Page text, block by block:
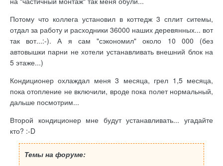
Потому что коллега установил в коттедж 3 сплит ситемы,
отдал за работу и расходники 36000 наших деревянных... вот
так вот...:-). А я сам "сэкономил" около 10 000 (без
автовышки парни не хотели устанавливать внешний блок на
5 этаже...)
Кондиционер охлаждал меня 3 месяца, грел 1,5 месяца,
пока отопление не включили, вроде пока полет нормальный,
дальше посмотрим...
Второй кондиционер мне будут устанавливать... угадайте
кто? :-D
Темы на форуме: